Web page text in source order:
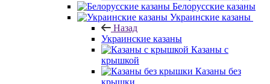
Белорусские казаны
Украинские казаны
Назад
Украинские казаны
Казаны с
крышкой
Казаны без
крышки